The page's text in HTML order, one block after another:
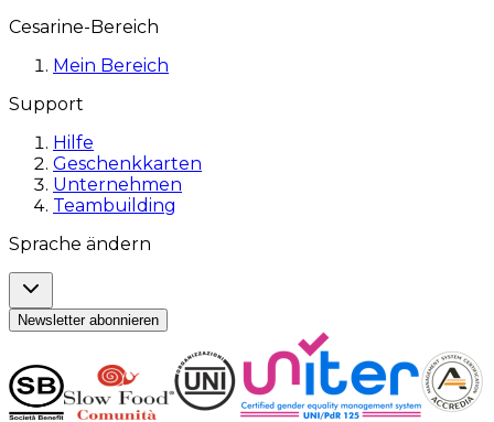
Cesarine-Bereich
Mein Bereich
Support
Hilfe
Geschenkkarten
Unternehmen
Teambuilding
Sprache ändern
Newsletter abonnieren